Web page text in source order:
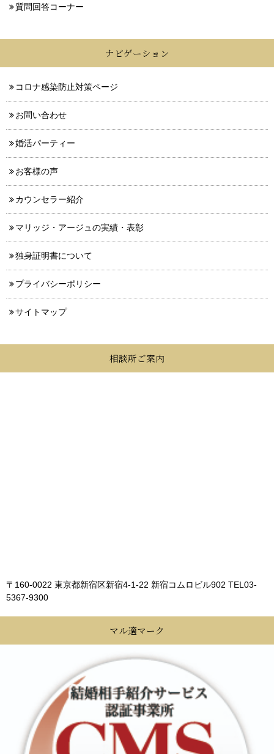
質問回答コーナー
ナビゲーション
コロナ感染防止対策ページ
お問い合わせ
婚活パーティー
お客様の声
カウンセラー紹介
マリッジ・アージュの実績・表彰
独身証明書について
プライバシーポリシー
サイトマップ
相談所ご案内
〒160-0022 東京都新宿区新宿4-1-22 新宿コムロビル902 TEL03-
5367-9300
マル適マーク